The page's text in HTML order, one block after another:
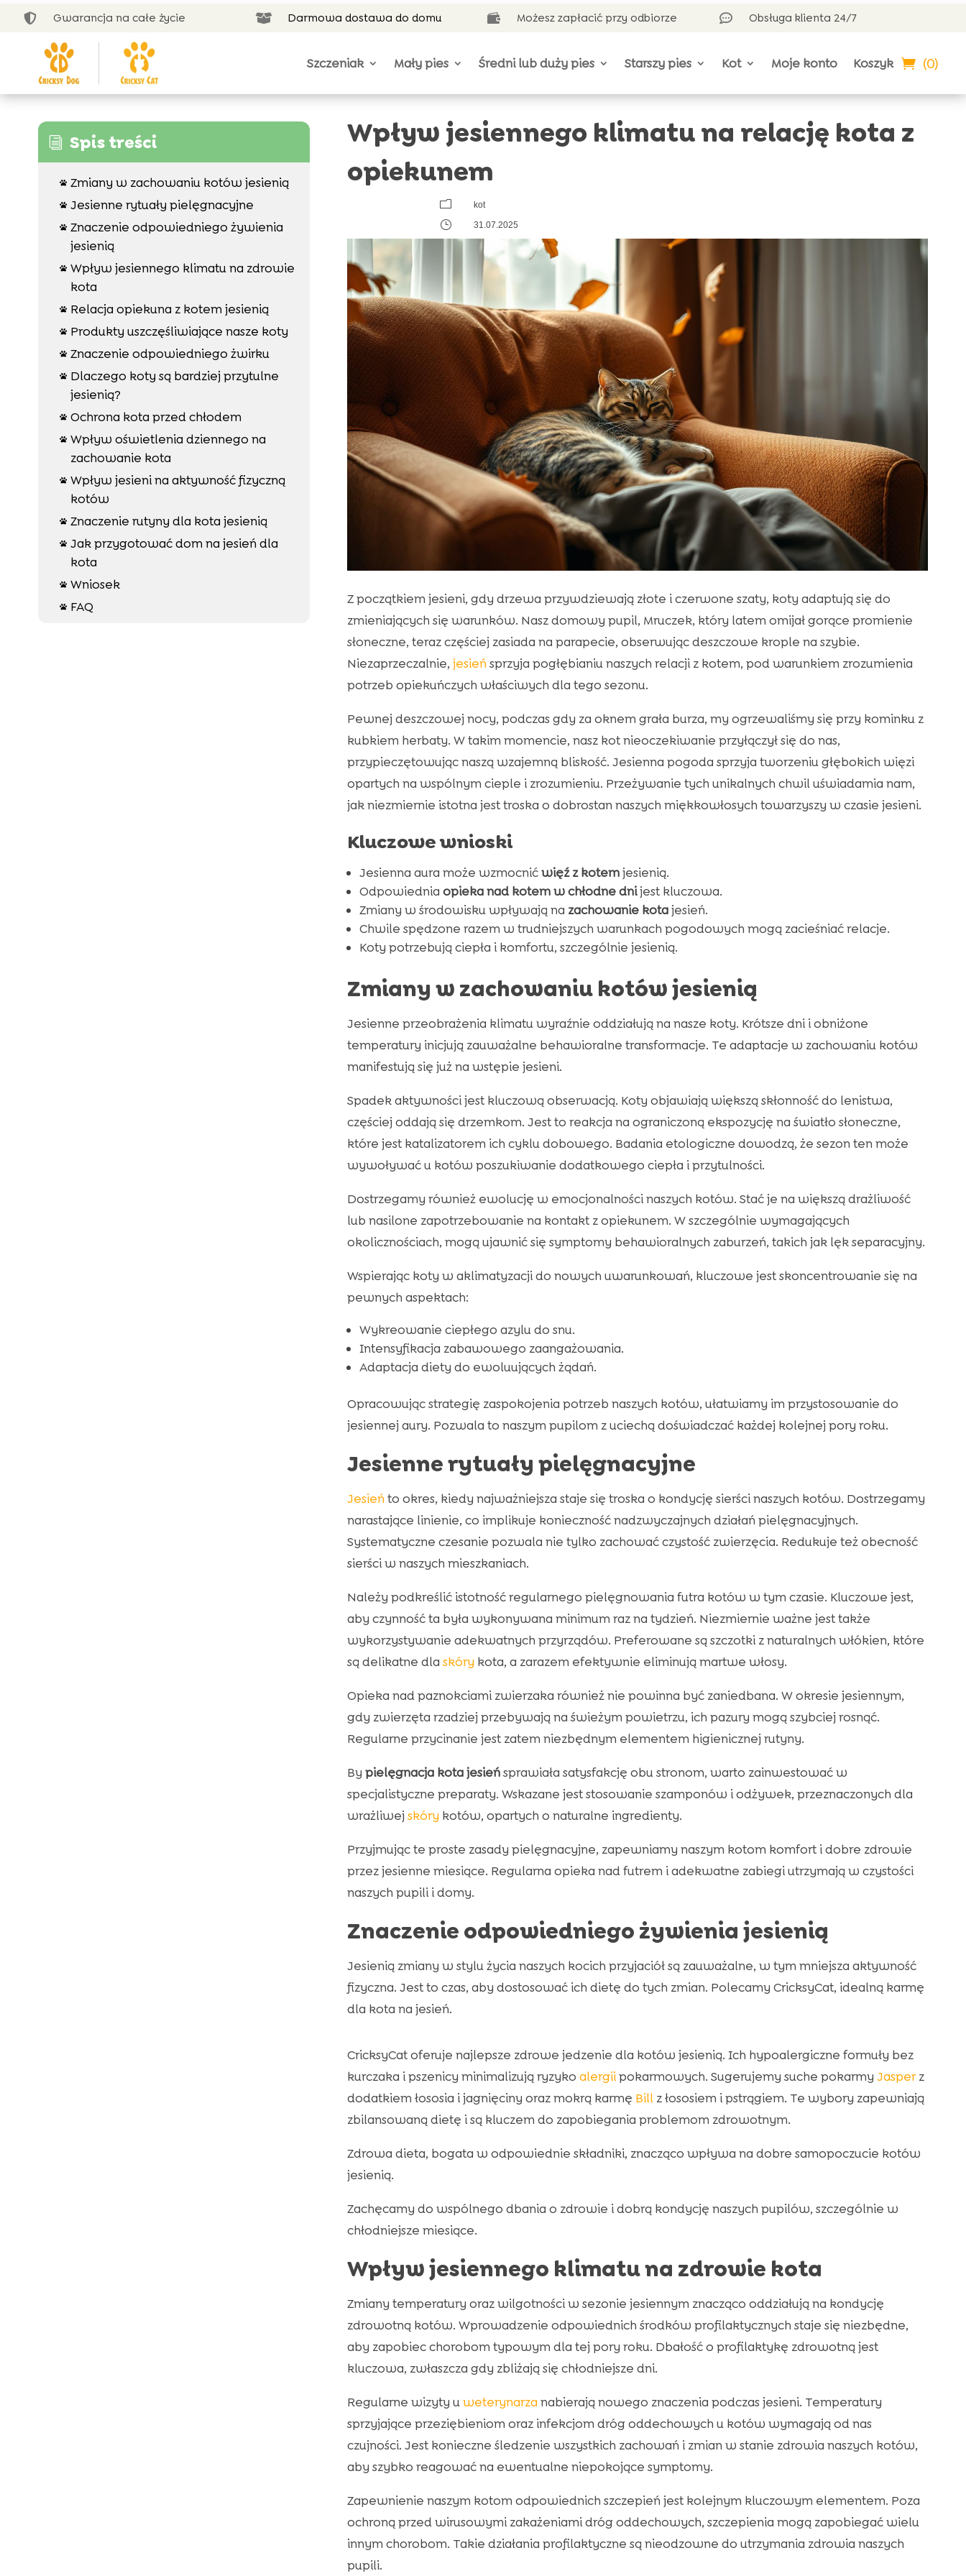
 Gwarancja na całe życie  Darmowa dostawa do domu  Możesz zapłacić przy odbiorze  Obsługa klienta 24/7
Szczeniak Mały pies Średni lub duży pies Starszy pies Kot Moje konto Koszyk (0)
i Spis treści
 Zmiany w zachowaniu kotów jesienią
 Jesienne rytuały pielęgnacyjne
 Znaczenie odpowiedniego żywienia
jesienią
 Wpływ jesiennego klimatu na zdrowie
kota
 Relacja opiekuna z kotem jesienią
 Produkty uszczęśliwiające nasze koty
 Znaczenie odpowiedniego żwirku

Dlaczego koty są bardziej przytulne
jesienią?
 Ochrona kota przed chłodem
 Wpływ oświetlenia dziennego na
zachowanie kota
 Wpływ jesieni na aktywność fizyczną
kotów
 Znaczenie rutyny dla kota jesienią
 Jak przygotować dom na jesień dla
kota
 Wniosek
 FAQ
Wpływ jesiennego klimatu na relację kota z
opiekunem
m kot
} 31.07.2025
Z początkiem jesieni, gdy drzewa przywdziewają złote i czerwone szaty, koty adaptują się do
zmieniających się warunków. Nasz domowy pupil, Mruczek, który latem omijał gorące promienie
słoneczne, teraz częściej zasiada na parapecie, obserwując deszczowe krople na szybie.
Niezaprzeczalnie, jesień sprzyja pogłębianiu naszych relacji z kotem, pod warunkiem zrozumienia
potrzeb opiekuńczych właściwych dla tego sezonu.
Pewnej deszczowej nocy, podczas gdy za oknem grała burza, my ogrzewaliśmy się przy kominku z
kubkiem herbaty. W takim momencie, nasz kot nieoczekiwanie przyłączył się do nas,
przypieczętowując naszą wzajemną bliskość. Jesienna pogoda sprzyja tworzeniu głębokich więzi
opartych na wspólnym cieple i zrozumieniu. Przeżywanie tych unikalnych chwil uświadamia nam,
jak niezmiernie istotna jest troska o dobrostan naszych miękkowłosych towarzyszy w czasie jesieni.
Kluczowe wnioski
Jesienna aura może wzmocnićwięź z kotemjesienią.
Odpowiednia opieka nad kotem w chłodne dnijest kluczowa.
Zmiany w środowisku wpływają na zachowanie kotajesień.
Chwile spędzone razem w trudniejszych warunkach pogodowych mogą zacieśniać relacje.
Koty potrzebują ciepła i komfortu, szczególnie jesienią.
Zmiany w zachowaniu kotów jesienią
Jesienne przeobrażenia klimatu wyraźnie oddziałują na nasze koty. Krótsze dni i obniżone
temperatury inicjują zauważalne behawioralne transformacje. Te adaptacje w zachowaniu kotów
manifestują się już na wstępie jesieni.
Spadek aktywności jest kluczową obserwacją. Koty objawiają większą skłonność do lenistwa,
częściej oddają się drzemkom. Jest to reakcja na ograniczoną ekspozycję na światło słoneczne,
które jest katalizatorem ich cyklu dobowego. Badania etologiczne dowodzą, że sezon ten może
wywoływać u kotów poszukiwanie dodatkowego ciepła i przytulności.
Dostrzegamy również ewolucję w emocjonalności naszych kotów. Stać je na większą drażliwość
lub nasilone zapotrzebowanie na kontakt z opiekunem. W szczególnie wymagających
okolicznościach, mogą ujawnić się symptomy behawioralnych zaburzeń, takich jak lęk separacyjny.
Wspierając koty w aklimatyzacji do nowych uwarunkowań, kluczowe jest skoncentrowanie się na
pewnych aspektach:
Wykreowanie ciepłego azylu do snu.
Intensyfikacja zabawowego zaangażowania.
Adaptacja diety do ewoluujących żądań.
Opracowując strategię zaspokojenia potrzeb naszych kotów, ułatwiamy im przystosowanie do
jesiennej aury. Pozwala to naszym pupilom z uciechą doświadczać każdej kolejnej pory roku.
Jesienne rytuały pielęgnacyjne
Jesień to okres, kiedy najważniejsza staje się troska o kondycję sierści naszych kotów. Dostrzegamy
narastające linienie, co implikuje konieczność nadzwyczajnych działań pielęgnacyjnych.
Systematyczne czesanie pozwala nie tylko zachować czystość zwierzęcia. Redukuje też obecność
sierści w naszych mieszkaniach.
Należy podkreślić istotność regularnego pielęgnowania futra kotów w tym czasie. Kluczowe jest,
aby czynność ta była wykonywana minimum raz na tydzień. Niezmiernie ważne jest także
wykorzystywanie adekwatnych przyrządów. Preferowane są szczotki z naturalnych włókien, które
są delikatne dla skóry kota, a zarazem efektywnie eliminują martwe włosy.
Opieka nad paznokciami zwierzaka również nie powinna być zaniedbana. W okresie jesiennym,
gdy zwierzęta rzadziej przebywają na świeżym powietrzu, ich pazury mogą szybciej rosnąć.
Regularne przycinanie jest zatem niezbędnym elementem higienicznej rutyny.
By pielęgnacja kota jesieńsprawiała satysfakcję obu stronom, warto zainwestować w
specjalistyczne preparaty. Wskazane jest stosowanie szamponów i odżywek, przeznaczonych dla
wrażliwej skóry kotów, opartych o naturalne ingredienty.
Przyjmując te proste zasady pielęgnacyjne, zapewniamy naszym kotom komfort i dobre zdrowie
przez jesienne miesiące. Regularna opieka nad futrem i adekwatne zabiegi utrzymają w czystości
naszych pupili i domy.
Znaczenie odpowiedniego żywienia jesienią
Jesienią zmiany w stylu życia naszych kocich przyjaciół są zauważalne, w tym mniejsza aktywność
fizyczna. Jest to czas, aby dostosować ich dietę do tych zmian. Polecamy CricksyCat, idealną karmę
dla kota na jesień.
CricksyCat oferuje najlepsze zdrowe jedzenie dla kotów jesienią. Ich hypoalergiczne formuły bez
kurczaka i pszenicy minimalizują ryzyko alergiipokarmowych. Sugerujemy suche pokarmy Jasperz
dodatkiem łososia i jagnięciny oraz mokrą karmę Billz łososiem i pstrągiem. Te wybory zapewniają
zbilansowaną dietę i są kluczem do zapobiegania problemom zdrowotnym.
Zdrowa dieta, bogata w odpowiednie składniki, znacząco wpływa na dobre samopoczucie kotów
jesienią.
Zachęcamy do wspólnego dbania o zdrowie i dobrą kondycję naszych pupilów, szczególnie w
chłodniejsze miesiące.
Wpływ jesiennego klimatu na zdrowie kota
Zmiany temperatury oraz wilgotności w sezonie jesiennym znacząco oddziałują na kondycję
zdrowotną kotów. Wprowadzenie odpowiednich środków profilaktycznych staje się niezbędne,
aby zapobiec chorobom typowym dla tej pory roku. Dbałość o profilaktykę zdrowotną jest
kluczowa, zwłaszcza gdy zbliżają się chłodniejsze dni.
Regularne wizyty uweterynarza nabierają nowego znaczenia podczas jesieni. Temperatury
sprzyjające przeziębieniom oraz infekcjom dróg oddechowych u kotów wymagają od nas
czujności. Jest konieczne śledzenie wszystkich zachowań i zmian w stanie zdrowia naszych kotów,
aby szybko reagować na ewentualne niepokojące symptomy.
Zapewnienie naszym kotom odpowiednich szczepień jest kolejnym kluczowym elementem. Poza
ochroną przed wirusowymi zakażeniami dróg oddechowych, szczepienia mogą zapobiegać wielu
innym chorobom. Takie działania profilaktyczne są nieodzowne do utrzymania zdrowia naszych
pupili.